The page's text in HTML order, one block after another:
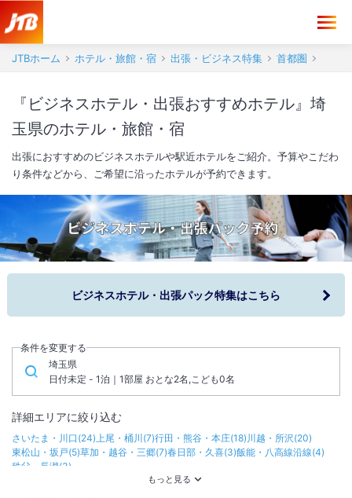
JTBホーム ホテル・旅館・宿 出張・ビジネス特集 首都圏
『ビジネスホテル・出張おすすめホテル』埼
玉県のホテル・旅館・宿
出張におすすめのビジネスホテルや駅近ホテルをご紹介。予算やこだわ
り条件などから、ご希望に沿ったホテルが予約できます。
ビジネスホテル・出張パック特集はこちら
条件を変更する
埼玉県
日付未定 - 1泊｜1部屋 おとな2名,こども0名
詳細エリアに絞り込む
さいたま・川口 (24)上尾・桶川 (7)行田・熊谷・本庄(18) 川越・所沢(20)
東松山・坂戸(5)草加・越谷・三郷(7)春日部・久喜(3)飯能・八高線沿線(4)
秩父・長瀞(3)